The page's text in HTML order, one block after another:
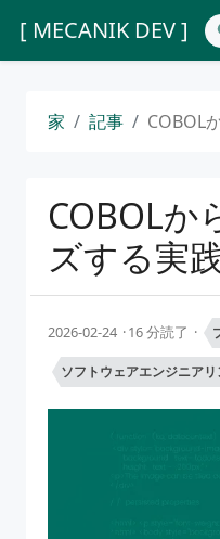
[ MECANIK DEV ]
家 記事 COBOL
COBOLか
ズする実
2026-02-24 16 分読了
ソフトウェアエンジニア